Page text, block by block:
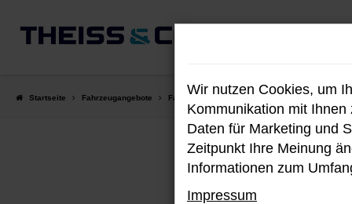
Hauptinhalt
Startseite Fahrzeugangebote Fahrzeug-Showroom
Wir nutzen Cookies, um
Kommunikation mit
Daten für Marketing und
Zeitpunkt Ihre Meinung
Informationen zum
Impressum